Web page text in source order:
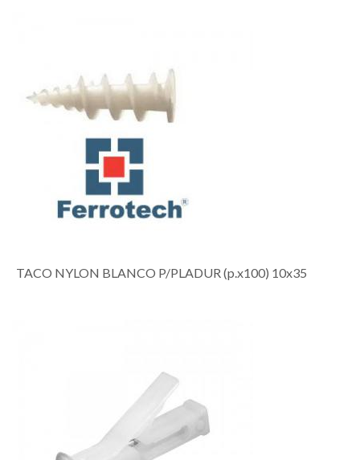
TACO NYLON BLANCO P/PLADUR (p.x100) 10x35